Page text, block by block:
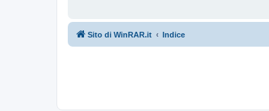
Sito di WinRAR.it Indice